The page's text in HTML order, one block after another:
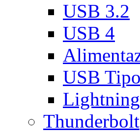
USB 3.2
USB 4
USB
Thunderbolt